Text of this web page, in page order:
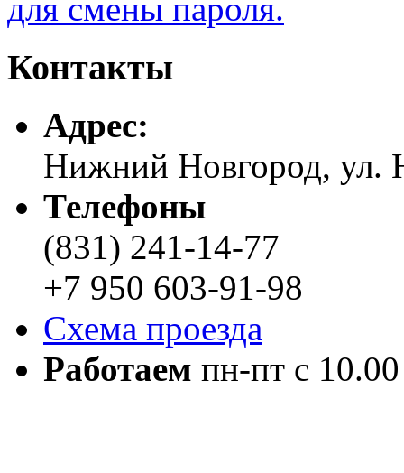
для смены пароля.
Контакты
Адреc:
Нижний Новгород, ул.
Телефоны
(831) 241-14-77
+7 950 603-91-98
Схема проезда
Работаем пн-пт с